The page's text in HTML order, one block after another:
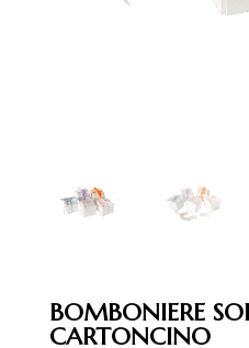
BOMBONIERE
CARTONCINO